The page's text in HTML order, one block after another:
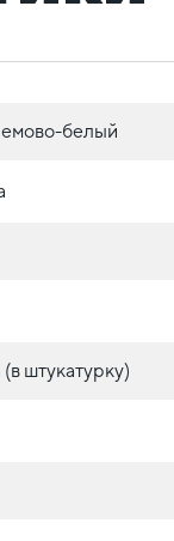
белый
штукатурку)